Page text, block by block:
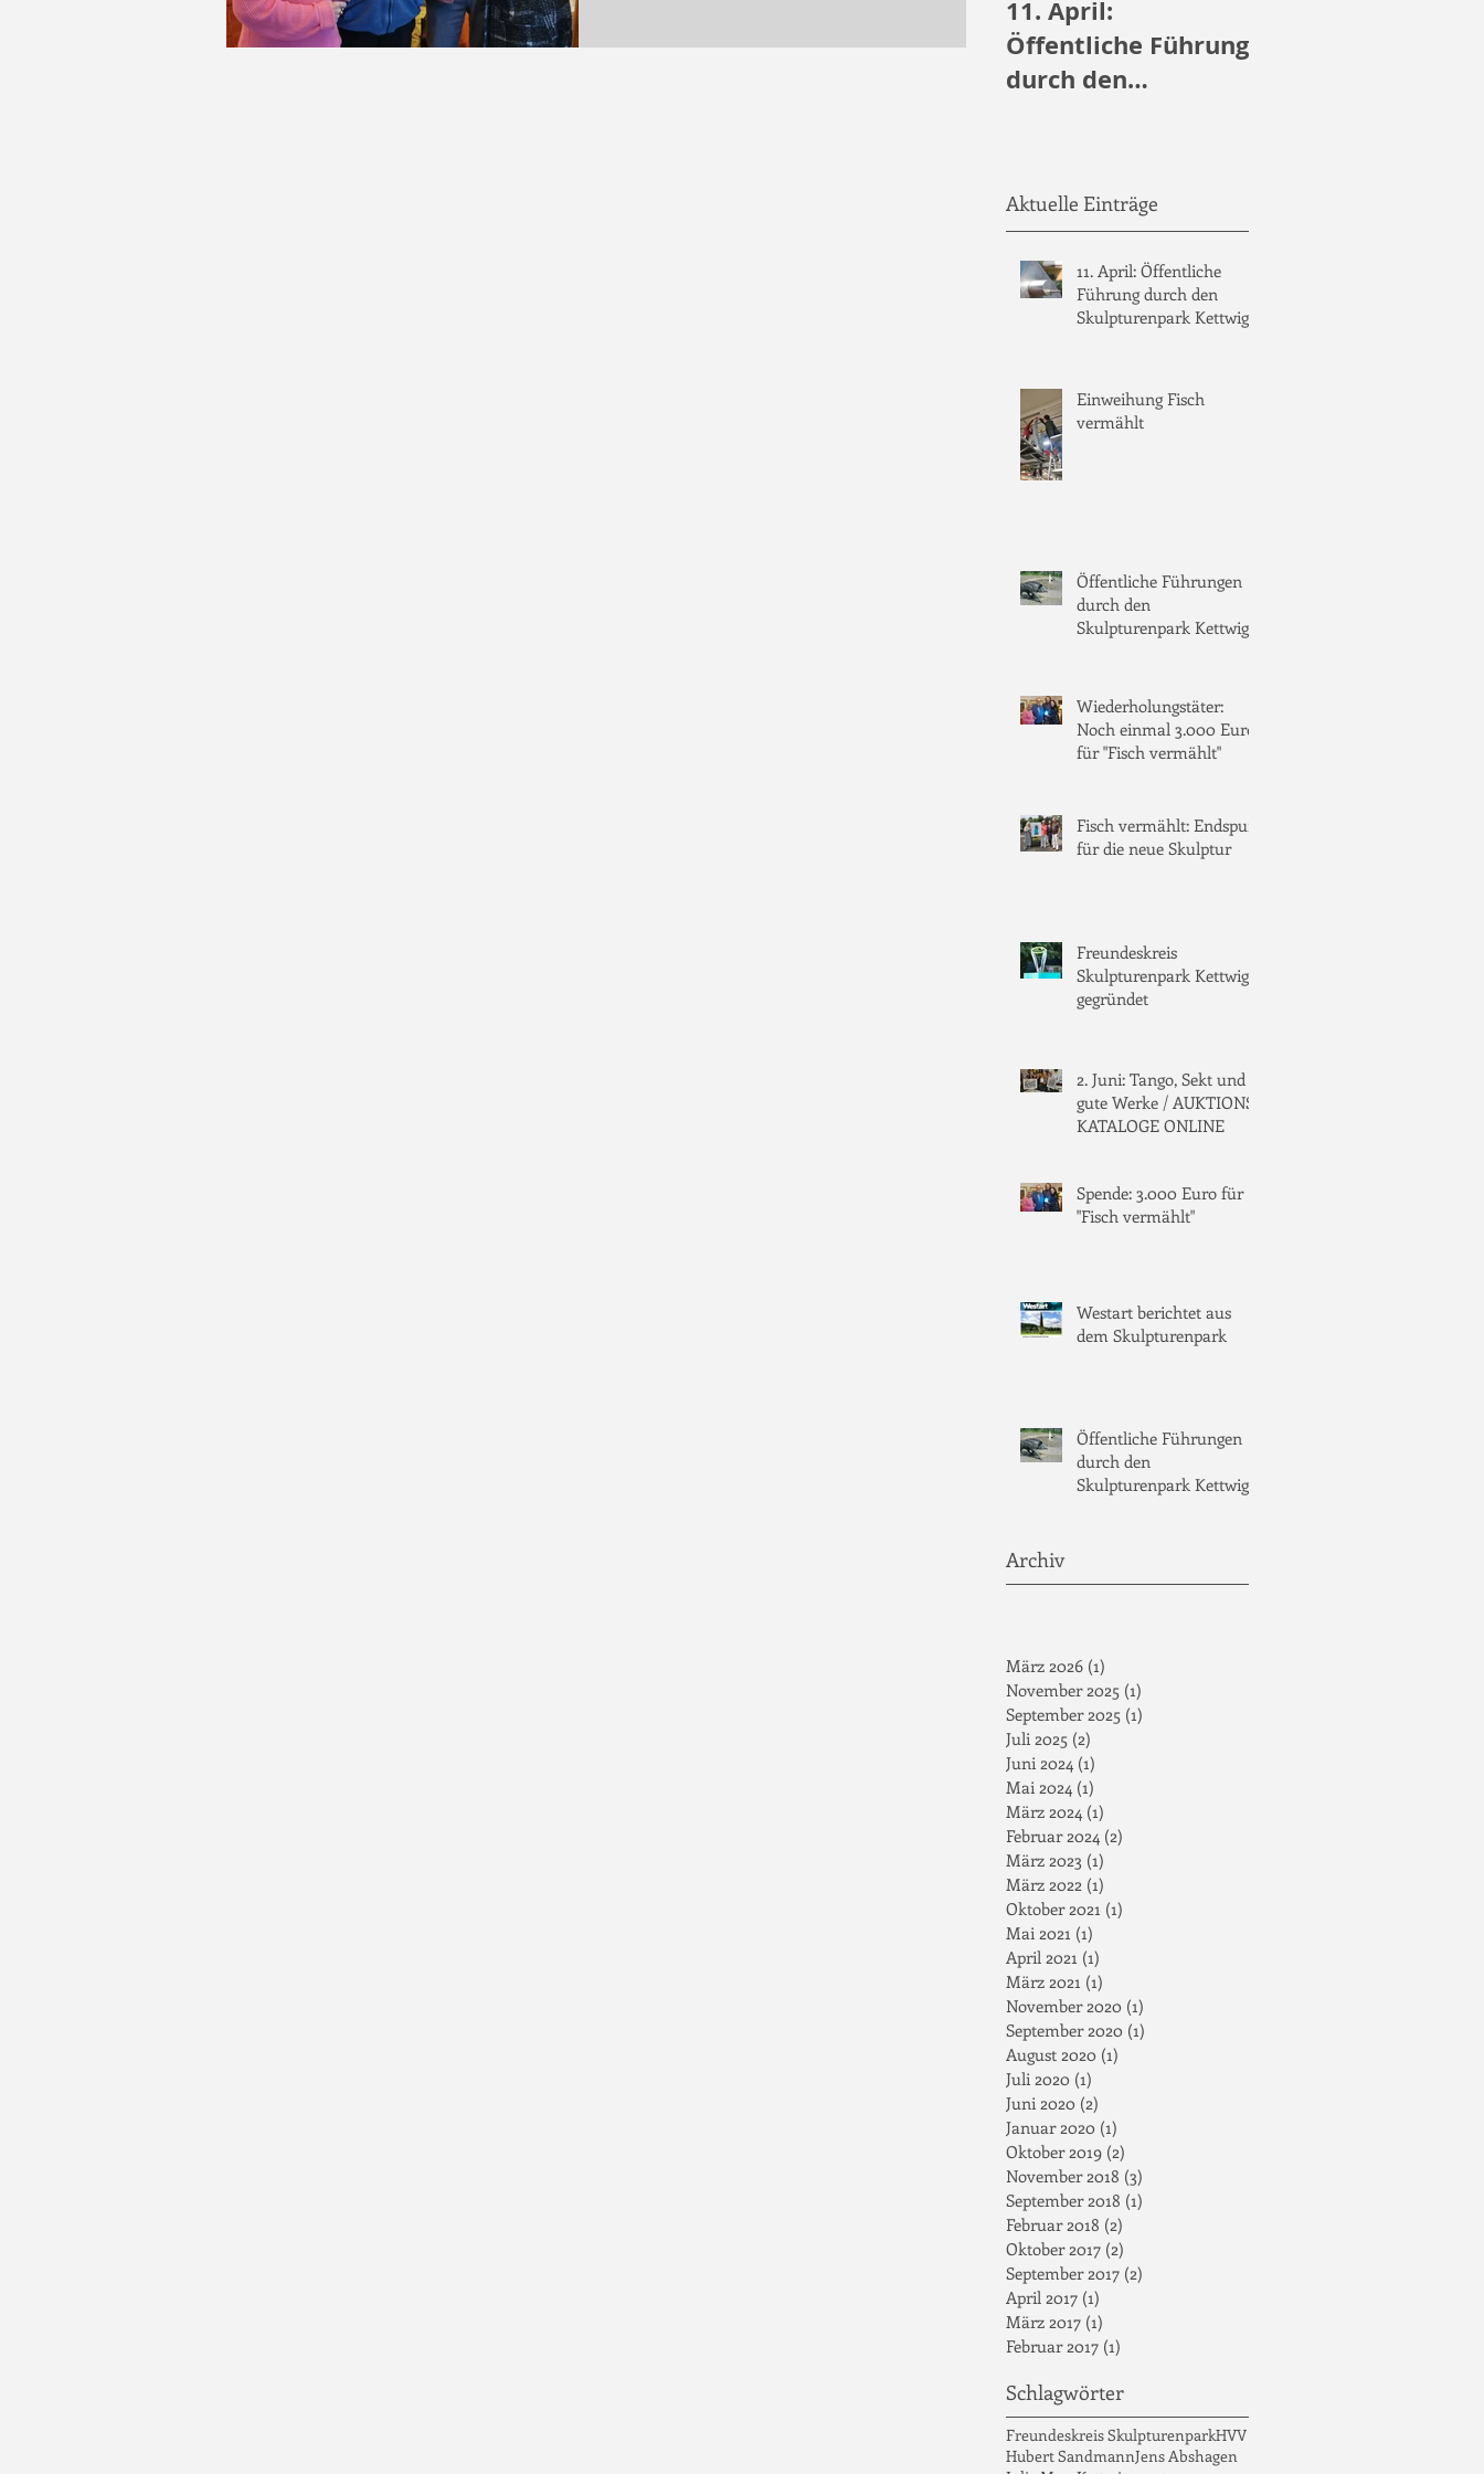
11. April:
Öffentliche Führung
durch den
Aktuelle Einträge
11. April: Öffentliche
Führung durch den
Skulpturenpark Kettwig
Einweihung Fisch
vermählt
Öffentliche Führungen
durch den
Skulpturenpark Kettwig
Wiederholungstäter:
Noch einmal 3.000 Euro
für "Fisch vermählt"
Fisch vermählt: Endspurt
für die neue Skulptur
Freundeskreis
Skulpturenpark Kettwig
gegründet
2. Juni: Tango, Sekt und
gute Werke / AUKTIONS-
KATALOGE ONLINE
Spende: 3.000 Euro für
"Fisch vermählt"
Westart berichtet aus
dem Skulpturenpark
Öffentliche Führungen
durch den
Skulpturenpark Kettwig
Archiv
März 2026 (1)
November 2025 (1)
September 2025 (1)
Juli 2025 (2)
Juni 2024 (1)
Mai 2024 (1)
März 2024 (1)
Februar 2024 (2)
März 2023 (1)
März 2022 (1)
Oktober 2021 (1)
Mai 2021 (1)
April 2021 (1)
März 2021 (1)
November 2020 (1)
September 2020 (1)
August 2020 (1)
Juli 2020 (1)
Juni 2020 (2)
Januar 2020 (1)
Oktober 2019 (2)
November 2018 (3)
September 2018 (1)
Februar 2018 (2)
Oktober 2017 (2)
September 2017 (2)
April 2017 (1)
März 2017 (1)
Februar 2017 (1)
Schlagwörter
Freundeskreis SkulpturenparkHVV
Hubert SandmannJens Abshagen